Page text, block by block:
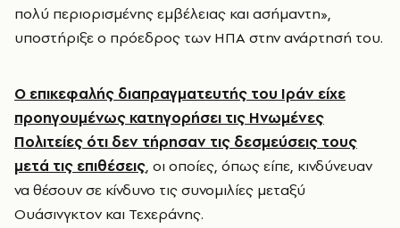
πολύ περιορισμένης εμβέλειας και ασήμαντη»,
υποστήριξε ο πρόεδρος των ΗΠΑ στην ανάρτησή του.
Ο επικεφαλής διαπραγματευτής του Ιράν είχε
προηγουμένως κατηγορήσει τις Ηνωμένες
Πολιτείες ότι δεν τήρησαν τις δεσμεύσεις τους
μετά τις επιθέσεις, οι οποίες, όπως είπε, κινδύνευαν
να θέσουν σε κίνδυνο τις συνομιλίες μεταξύ
Ουάσινγκτον και Τεχεράνης.